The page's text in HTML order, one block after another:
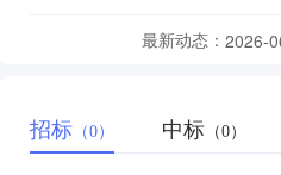
最新动态： 2026-
招标 （0） 中标 （0）